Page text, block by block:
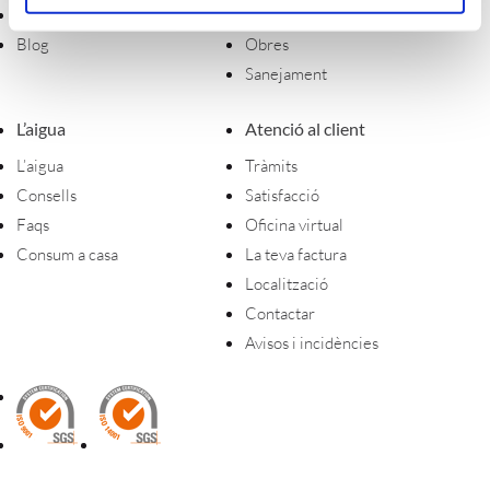
Política d'Empresa
Blog
Telegestió
Obres
Sanejament
L’aigua
L’aigua
Consells
Faqs
Consum a casa
Atenció al client
Tràmits
Satisfacció
Oficina virtual
La teva factura
Localització
Contactar
Avisos i incidències